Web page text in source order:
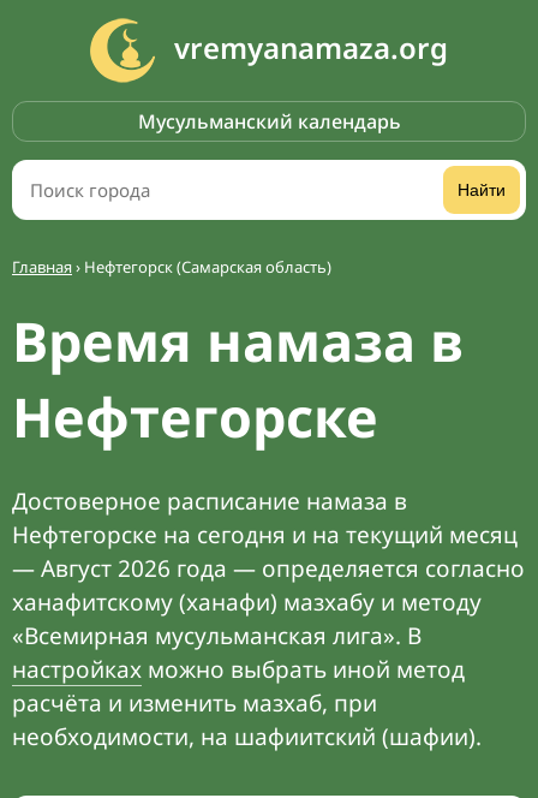
vremyanamaza.org
Мусульманский календарь
Найти
Главная› Нефтегорск (Самарская область)
Время намаза в
Нефтегорске
Достоверное расписание намаза в
Нефтегорске на сегодня и на текущий месяц
— Август 2026 года — определяется согласно
ханафитскому (ханафи) мазхабу и методу
«Всемирная мусульманская лига». В
настройках можно выбрать иной метод
расчёта и изменить мазхаб, при
необходимости, на шафиитский (шафии).